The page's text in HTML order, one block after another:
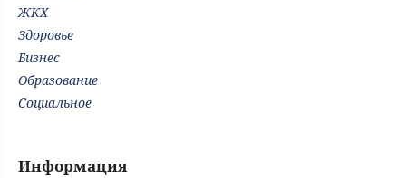
ЖКХ
Здоровье
Бизнес
Образование
Социальное
Информация